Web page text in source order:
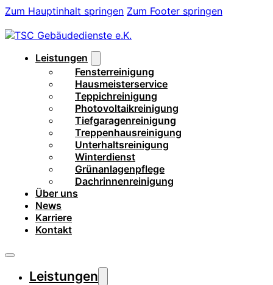
Zum Hauptinhalt springen Zum Footer springen
Leistungen
Fensterreinigung
Hausmeisterservice
Teppichreinigung
Photovoltaikreinigung
Tiefgaragenreinigung
Treppenhausreinigung
Unterhaltsreinigung
Winterdienst
Grünanlagenpflege
Dachrinnenreinigung
Über uns
News
Karriere
Kontakt
Leistungen